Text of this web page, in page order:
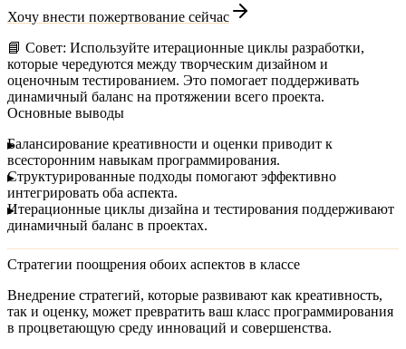
Хочу внести пожертвование сейчас
📘 Совет: Используйте итерационные циклы разработки,
которые чередуются между творческим дизайном и
оценочным тестированием. Это помогает поддерживать
динамичный баланс на протяжении всего проекта.
Основные выводы
Балансирование креативности и оценки приводит к
всесторонним навыкам программирования.
Структурированные подходы помогают эффективно
интегрировать оба аспекта.
Итерационные циклы дизайна и тестирования поддерживают
динамичный баланс в проектах.
Стратегии поощрения обоих аспектов в классе
Внедрение стратегий, которые развивают как креативность,
так и оценку, может превратить ваш класс программирования
в процветающую среду инноваций и совершенства.